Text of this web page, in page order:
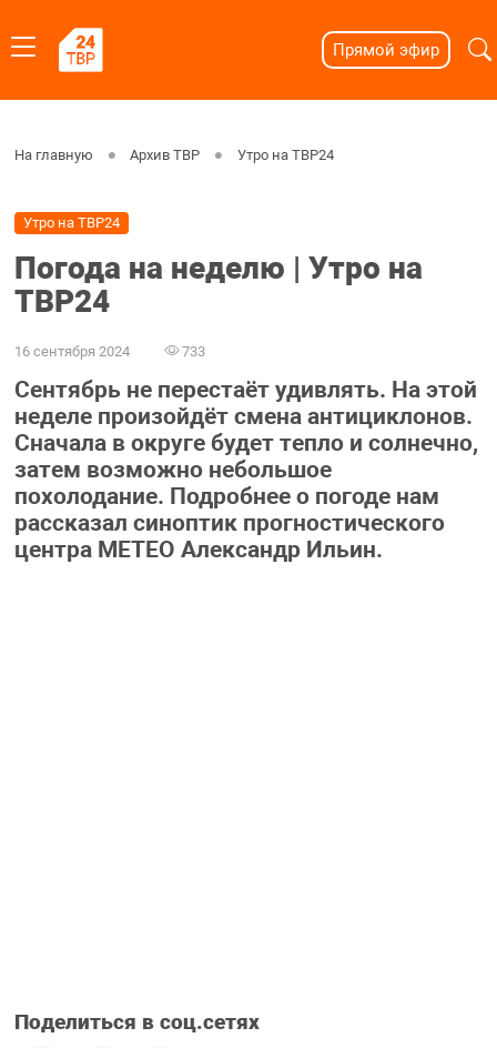
Прямой эфир
На главную Архив ТВР Утро на ТВР24
Утро на ТВР24
Погода на неделю | Утро на
ТВР24
16 сентября 2024 733
Сентябрь не перестаёт удивлять. На этой
неделе произойдёт смена антициклонов.
Сначала в округе будет тепло и солнечно,
затем возможно небольшое
похолодание. Подробнее о погоде нам
рассказал синоптик прогностического
центра МЕТЕО Александр Ильин.
Поделиться в соц.сетях